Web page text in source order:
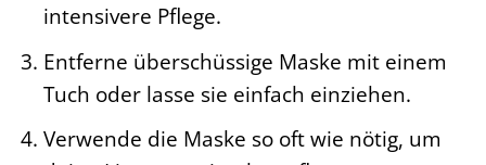
intensivere Pflege.
Entferne überschüssige Maske mit einem
Tuch oder lasse sie einfach einziehen.
Verwende die Maske so oft wie nötig, um